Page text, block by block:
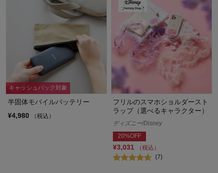
キャッシュバック対象
半固体モバイルバッテリー
¥4,980
（税込）
フリルのスマホショルダースト
ラップ（選べるキャラクター）
ディズニー/Disney
20%OFF
¥3,031
（税込）
(7)